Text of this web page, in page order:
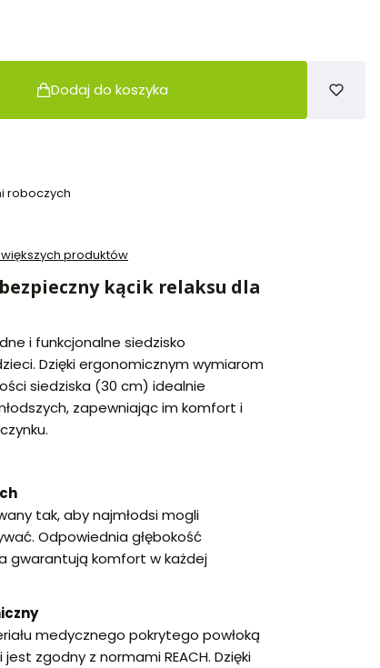
Dodaj do koszyka
roboczych
produktów
kącik relaksu dla
i funkcjonalne siedzisko
Dzięki ergonomicznym wymiarom
siedziska (30 cm) idealnie
zapewniając im komfort i
tak, aby najmłodsi mogli
Odpowiednia głębokość
gwarantują komfort w każdej
medycznego pokrytego powłoką
zgodny z normami REACH. Dzięki